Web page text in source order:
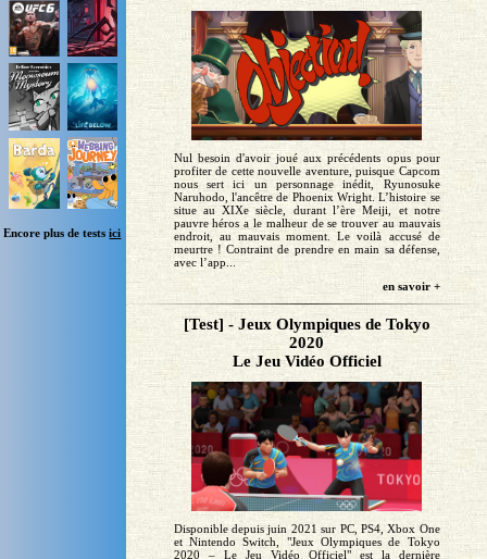
Encore plus de testsici
Nul besoin d'avoir joué aux précédents opus pour
profiter de cette nouvelle aventure, puisque Capcom
nous sert ici un personnage inédit, Ryunosuke
Naruhodo, l'ancêtre de Phoenix Wright. L’histoire se
situe au XIXe siècle, durant l’ère Meiji, et notre
pauvre héros a le malheur de se trouver au mauvais
endroit, au mauvais moment. Le voilà accusé de
meurtre ! Contraint de prendre en main sa défense,
avec l’app...
en savoir +
[Test] - Jeux Olympiques de Tokyo
2020
Le Jeu Vidéo Officiel
Disponible depuis juin 2021 sur PC, PS4, Xbox One
et Nintendo Switch, "Jeux Olympiques de Tokyo
2020 – Le Jeu Vidéo Officiel" est la dernière